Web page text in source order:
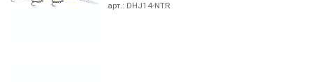
арт.: DHJ14-NTR